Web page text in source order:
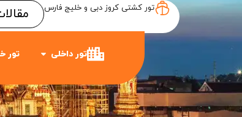
تور کشتی کروز دبی و خلیج فارس
تور داخلی تور
Item #1
Item #3